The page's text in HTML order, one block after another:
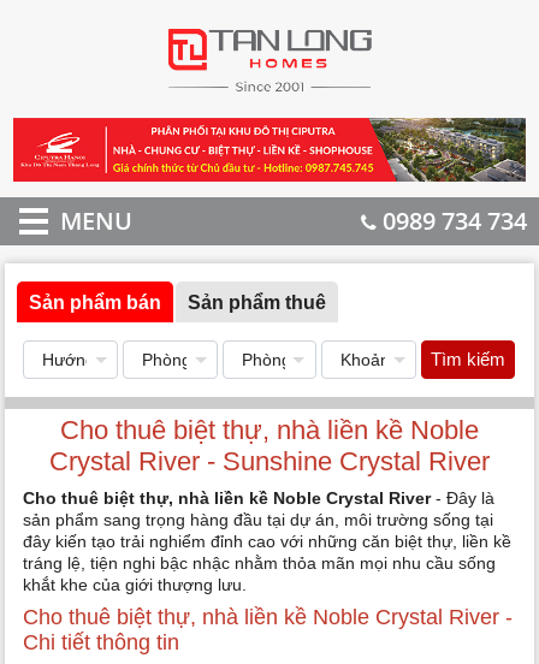
MENU 0989 734 734
Sản phẩm bán Sản phẩm thuê
Tìm kiếm
Cho thuê biệt thự, nhà liền kề Noble
Crystal River - Sunshine Crystal River
Cho thuê biệt thự, nhà liền kề Noble Crystal River- Đây là
sản phẩm sang trọng hàng đầu tại dự án, môi trường sống tại
đây kiến tạo trải nghiểm đỉnh cao với những căn biệt thự, liền kề
tráng lệ, tiện nghi bậc nhậc nhằm thỏa mãn mọi nhu cầu sống
khắt khe của giới thượng lưu.
Cho thuê biệt thự, nhà liền kề Noble Crystal River -
Chi tiết thông tin